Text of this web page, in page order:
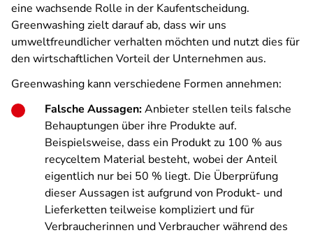
eine wachsende Rolle in der Kaufentscheidung.
Greenwashing zielt darauf ab, dass wir uns
umweltfreundlicher verhalten möchten und nutzt dies für
den wirtschaftlichen Vorteil der Unternehmen aus.
Greenwashing kann verschiedene Formen annehmen:
Falsche Aussagen:Anbieter stellen teils falsche
Behauptungen über ihre Produkte auf.
Beispielsweise, dass ein Produkt zu 100 % aus
recyceltem Material besteht, wobei der Anteil
eigentlich nur bei 50 % liegt. Die Überprüfung
dieser Aussagen ist aufgrund von Produkt- und
Lieferketten teilweise kompliziert und für
Verbraucherinnen und Verbraucher während des